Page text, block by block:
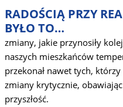
RADOŚCIĄ PRZY
BYŁO TO…
zmiany, jakie przynosiły
naszych mieszkańców
przekonał nawet tych,
zmiany krytycznie,
przyszłość.